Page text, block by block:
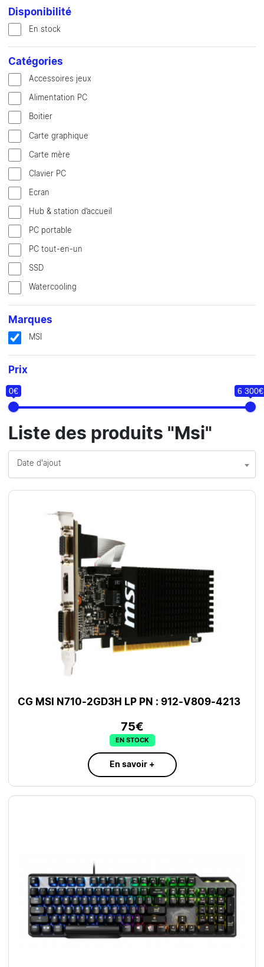
Disponibilité
En stock
Catégories
Accessoires jeux
Alimentation PC
Boitier
Carte graphique
Carte mère
Clavier PC
Ecran
Hub & station d’accueil
PC portable
PC tout-en-un
SSD
Watercooling
Marques
MSI
Prix
0€ 6 300€
Liste des produits "Msi"
Date d'ajout
CG MSI N710-2GD3H LP PN : 912-V809-4213
75€
EN STOCK
En savoir +